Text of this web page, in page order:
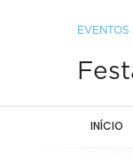
EVENTOS
INÍCIO